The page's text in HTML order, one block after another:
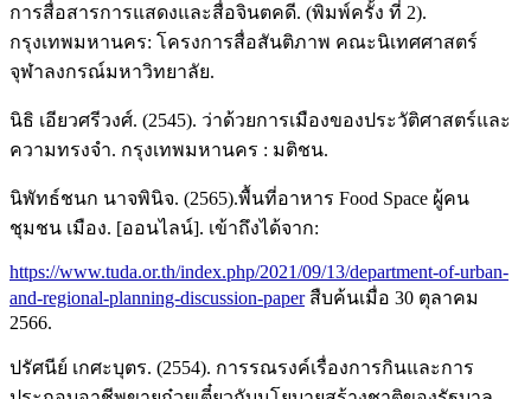
การสื่อสารการแสดงและสื่อจินตคดี. (พิมพ์ครั้ง ที่ 2).
กรุงเทพมหานคร: โครงการสื่อสันติภาพ คณะนิเทศศาสตร์
จุฬาลงกรณ์มหาวิทยาลัย.
นิธิ เอียวศรีวงศ์. (2545). ว่าด้วยการเมืองของประวัติศาสตร์และ
ความทรงจำ. กรุงเทพมหานคร : มติชน.
นิพัทธ์ชนก นาจพินิจ. (2565).พื้นที่อาหาร Food Space ผู้คน
ชุมชน เมือง. [ออนไลน์]. เข้าถึงได้จาก:
https://www.tuda.or.th/index.php/2021/09/13/department-of-urban-
and-regional-planning-discussion-paperสืบค้นเมื่อ 30 ตุลาคม
2566.
ปรัศนีย์ เกศะบุตร. (2554). การรณรงค์เรื่องการกินและการ